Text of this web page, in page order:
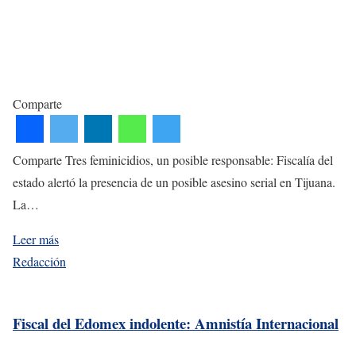
Comparte
Comparte Tres feminicidios, un posible responsable: Fiscalía del
estado alertó la presencia de un posible asesino serial en Tijuana.
La…
Leer más
Redacción
Fiscal del Edomex indolente: Amnistía Internacional